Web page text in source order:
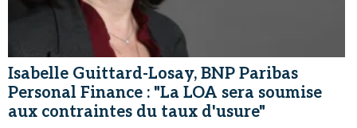
Isabelle Guittard-Losay, BNP Paribas
Personal Finance : "La LOA sera soumise
aux contraintes du taux d'usure"